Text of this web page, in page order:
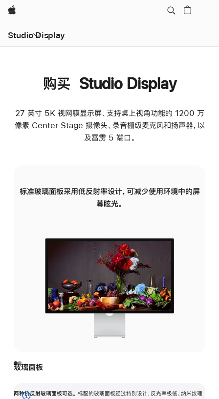
Apple
Studio Display
购买 Studio Display
27 英寸 5K 视网膜显示屏、支持桌上视角功能的 1200 万
像素 Center Stage 摄像头、录音棚级麦克风和扬声器，以
及雷雳 5 端口。
标准玻璃面板采用低反射率设计，可减少使用环境中的屏
幕眩光。
玻璃面板
两种抗反射玻璃面板可选。 标配的玻璃面板经过特别设计，反光率极低。纳米纹理